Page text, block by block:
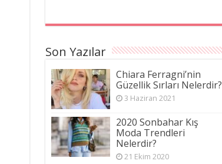
Son Yazılar
Chiara Ferragni’nin
Güzellik Sırları Nelerdir?
3 Haziran 2021
2020 Sonbahar Kış
Moda Trendleri
Nelerdir?
21 Ekim 2020